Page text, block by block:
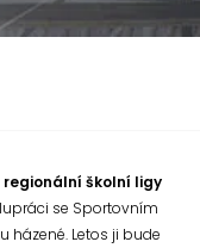
regionální školní ligy
se Sportovním
házené. Letos ji bude